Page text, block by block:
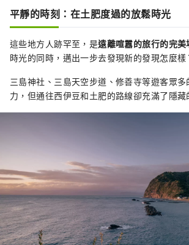
平靜的時刻：在土肥度過的放鬆時光
這些地方人跡罕至，是遠離喧囂的旅行的完美
時光的同時，邁出一步去發現新的發現怎麼樣
三島神社、三島天空步道、修善寺等遊客眾多
力，但通往西伊豆和土肥的路線卻充滿了隱藏